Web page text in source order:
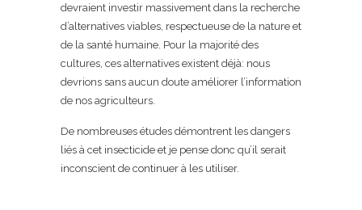
devraient investir massivement dans la recherche
d’alternatives viables, respectueuse de la nature et
de la santé humaine. Pour la majorité des
cultures, ces alternatives existent déjà: nous
devrions sans aucun doute améliorer l’information
de nos agriculteurs.
De nombreuses études démontrent les dangers
liés à cet insecticide et je pense donc qu’il serait
inconscient de continuer à les utiliser.